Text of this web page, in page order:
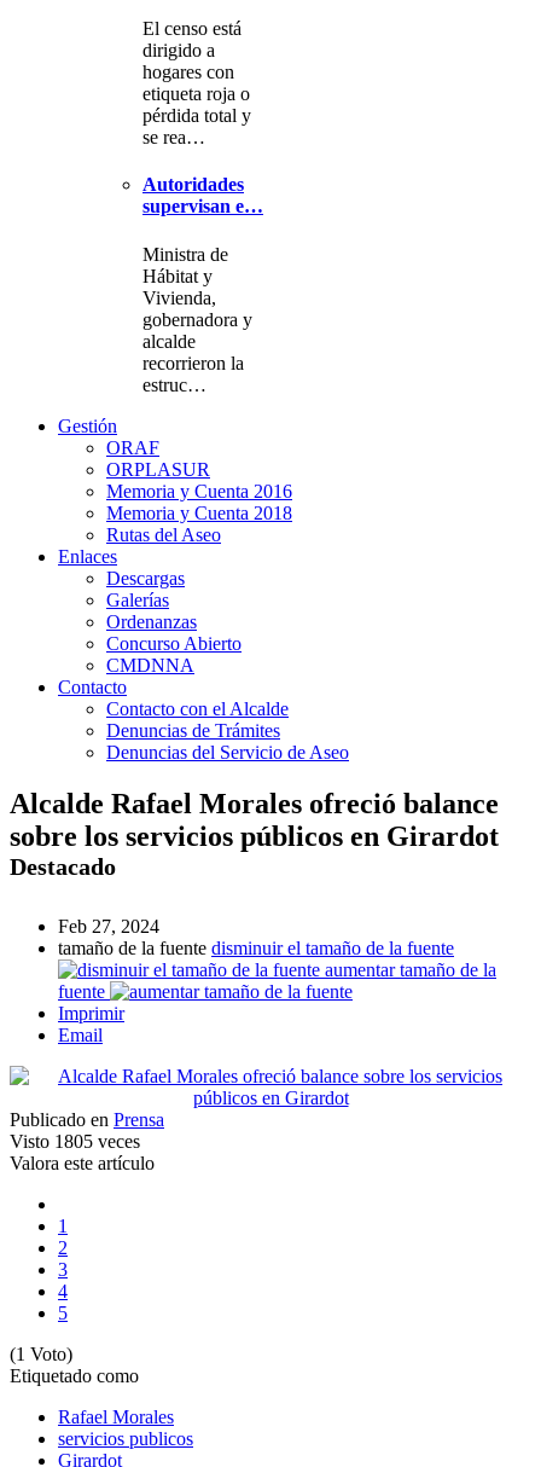
El censo está
dirigido a
hogares con
etiqueta roja o
pérdida total y
se rea…
Autoridades
supervisan e…
Ministra de
Hábitat y
Vivienda,
gobernadora y
alcalde
recorrieron la
estruc…
Gestión
ORAF
ORPLASUR
Memoria y Cuenta 2016
Memoria y Cuenta 2018
Rutas del Aseo
Enlaces
Descargas
Galerías
Ordenanzas
Concurso Abierto
CMDNNA
Contacto
Contacto con el Alcalde
Denuncias de Trámites
Denuncias del Servicio de Aseo
Alcalde Rafael Morales ofreció balance
sobre los servicios públicos en Girardot
Destacado
Feb 27, 2024
tamaño de la fuente disminuir el tamaño de la fuente
aumentar tamaño de la
fuente
Imprimir
Email
Publicado en Prensa
Visto 1805 veces
Valora este artículo
1
2
3
4
5
(1 Voto)
Etiquetado como
Rafael Morales
servicios publicos
Girardot